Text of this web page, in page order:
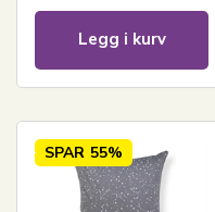
Legg i kurv
SPAR 55%